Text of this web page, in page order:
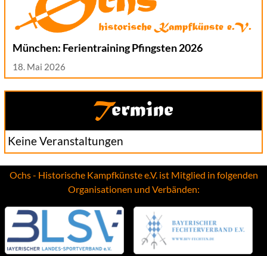
München: Ferientraining Pfingsten 2026
18. Mai 2026
Termine
Keine Veranstaltungen
Ochs - Historische Kampfkünste e.V. ist Mitglied in folgenden
Organisationen und Verbänden: